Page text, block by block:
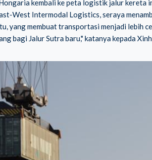
kembali ke peta logistik jalur kereta
West Intermodal Logistics, seraya
yang membuat transportasi menjadi lebih
bagi Jalur Sutra baru," katanya kepada